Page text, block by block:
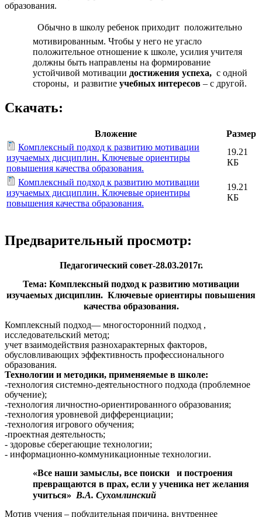
образования.
 Обычно в школу ребенок приходит положительно
мотивированным. Чтобы у него не угасло
положительное отношение к школе, усилия учителя
должны быть направлены на формирование
устойчивой мотивации достижения успеха, с одной
стороны, и развитие учебных интересов – с другой.
Скачать:
Вложение
Размер
Комплексный подход к развитию мотивации
изучаемых дисциплин. Ключевые ориентиры
повышения качества образования.
19.21
КБ
Комплексный подход к развитию мотивации
изучаемых дисциплин. Ключевые ориентиры
повышения качества образования.
19.21
КБ
Предварительный просмотр:
Педагогический совет-28.03.2017г.
Тема: Комплексный подход к развитию мотивации
изучаемых дисциплин. Ключевые ориентиры повышения
качества образования.
Комплексный подход— многосторонний подход ,
исследовательский метод;
учет взаимодействия разнохарактерных факторов,
обусловливающих эффективность профессионального
образования.
Технологии и методики, применяемые в школе:
-технология системно-деятельностного подхода (проблемное
обучение);
-технология личностно-ориентированного образования;
-технология уровневой дифференциации;
-технология игрового обучения;
-проектная деятельность;
- здоровье сберегающие технологии;
- информационно-коммуникационные технологии.
«Все наши замыслы, все поиски
и построения
превращаются в прах, если у ученика нет желания
учиться» В.А. Сухомлинский
Мотив учения – побудительная причина, внутреннее